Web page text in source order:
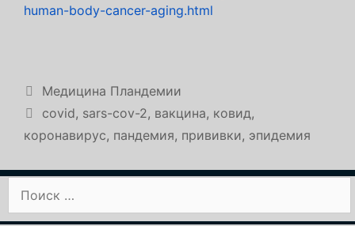
human-body-cancer-aging.html
Рубрики
Медицина Пландемии
Метки
covid, sars-cov-2, вакцина, ковид,
коронавирус, пандемия, прививки, эпидемия